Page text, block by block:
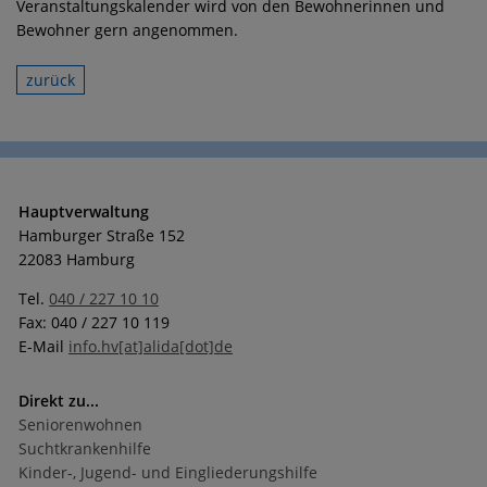
Veranstaltungskalender wird von den Bewohnerinnen und
Bewohner gern angenommen.
zurück
Hauptverwaltung
Hamburger Straße 152
22083 Hamburg
Tel. 040 / 227 10 10
Fax: 040 / 227 10 119
E-Mail info.hv[at]alida[dot]de
Direkt zu...
Seniorenwohnen
Suchtkrankenhilfe
Kinder-, Jugend- und Eingliederungshilfe